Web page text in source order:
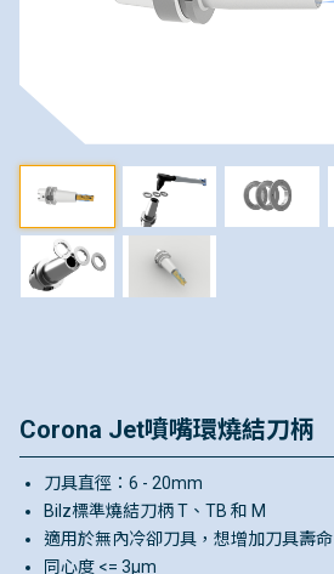
Corona Jet噴嘴環燒結刀柄
刀具直徑：6 - 20mm
Bilz標準燒結刀柄 T、TB 和 M
適用於無內冷卻刀具，想增加刀具壽命
同心度 <= 3μm